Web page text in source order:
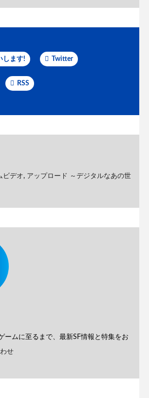
します! Twitter
RSS
ビデオ, アップロード ～デジタルなあの世
ームに至るまで、最新SF情報と特集をお
せ